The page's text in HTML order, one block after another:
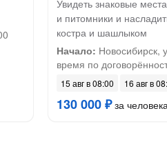
Увидеть знаковые
и питомники и
костра и шашлыком
Начало: Новосибирск,
время по
15 авг в 08:00 16 авг в
130 000 ₽за